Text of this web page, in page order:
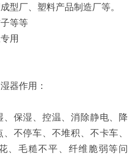
型厂、塑料产品制造厂等。
等等
用
器作用：
保湿、控温、消除静电、降
不停车、不堆积、不卡车、
、毛糙不平、纤维脆弱等问